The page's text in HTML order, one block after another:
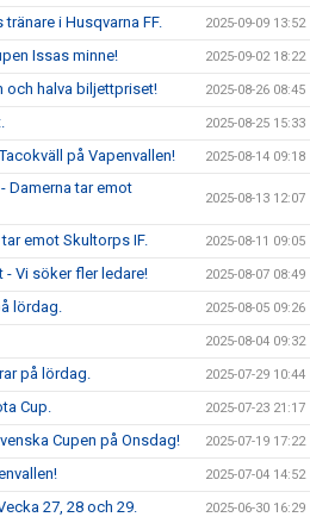
i Husqvarna FF. 2025-09-09 13:52
Issas minne! 2025-09-02 18:22
och halva biljettpriset! 2025-08-26 08:45
2025-08-25 15:33
på Vapenvallen! 2025-08-14 09:18
Damerna tar emot
2025-08-13 12:07
emot Skultorps IF. 2025-08-11 09:05
- Vi söker fler ledare! 2025-08-07 08:49
lördag. 2025-08-05 09:26
2025-08-04 09:32
på lördag. 2025-07-29 10:44
Cup. 2025-07-23 21:17
Cupen på Onsdag! 2025-07-19 17:22
2025-07-04 14:52
27, 28 och 29. 2025-06-30 16:29